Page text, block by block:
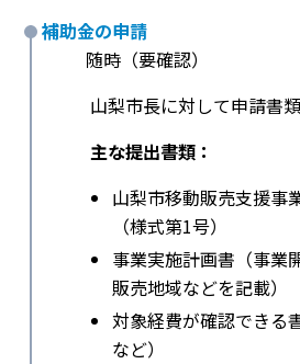
補助金の申請
随時（要確認）
山梨市長に対して申請書
主な提出書類：
山梨市移動販売支援事
（様式第1号）
事業実施計画書（事業
販売地域などを記載）
対象経費が確認できる
など）